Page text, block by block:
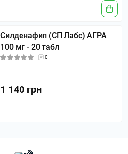
Cилденафил (СП Лабс) АГРА
100 мг - 20 табл
0
1 140 грн